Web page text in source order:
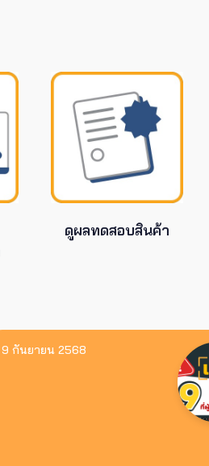
คคล
กระทบควา
6 สิงหาคม 2569
ปม นพ.สรณ
รมการ
ศาลยกฟ้อ
ตอกย้ำ “สิ
คิดเห็นโดย
5 สิงหาคม 2569
ดูผลทดสอบสินค้า
9 กันยายน 2568